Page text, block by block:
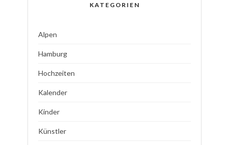
KATEGORIEN
Alpen
Hamburg
Hochzeiten
Kalender
Kinder
Künstler